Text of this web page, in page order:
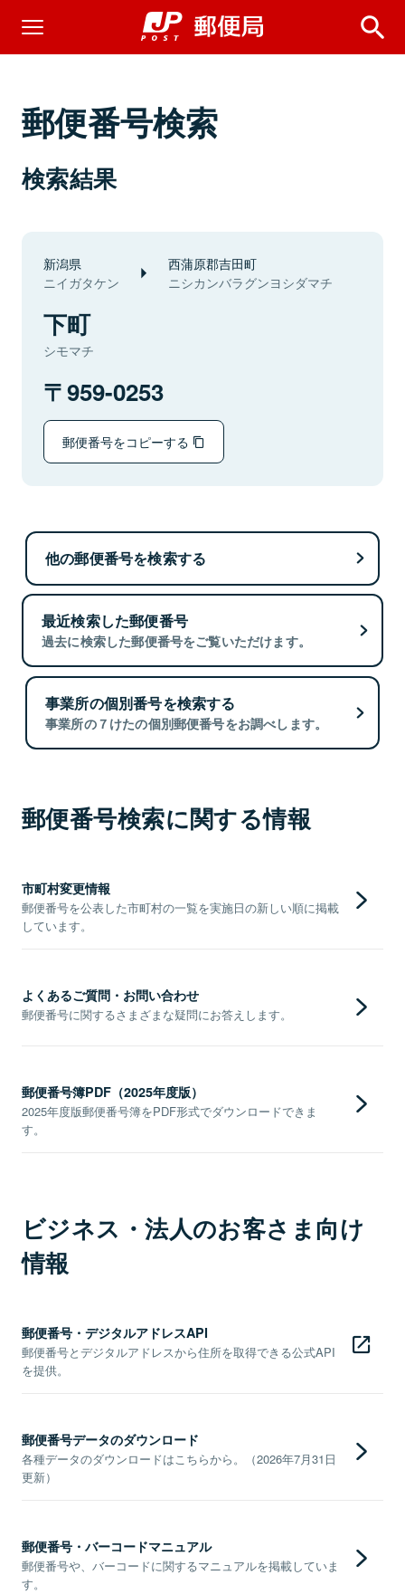
郵便番号検索
検索結果
新潟県
ニイガタケン
西蒲原郡吉田町
ニシカンバラグンヨシダマチ
下町
シモマチ
959-0253
郵便番号をコピーする
他の郵便番号を検索する
最近検索した郵便番号
過去に検索した郵便番号をご覧いただけます。
事業所の個別番号を検索する
事業所の７けたの個別郵便番号をお調べします。
郵便番号検索に関する情報
市町村変更情報
郵便番号を公表した市町村の一覧を実施日の新しい順に掲載
しています。
よくあるご質問・お問い合わせ
郵便番号に関するさまざまな疑問にお答えします。
郵便番号簿PDF（2025年度版）
2025年度版郵便番号簿をPDF形式でダウンロードできま
す。
ビジネス・法人のお客さま向け
情報
郵便番号・デジタルアドレスAPI
郵便番号とデジタルアドレスから住所を取得できる公式API
を提供。
郵便番号データのダウンロード
各種データのダウンロードはこちらから。（2026年7月31日
更新）
郵便番号・バーコードマニュアル
郵便番号や、バーコードに関するマニュアルを掲載していま
す。